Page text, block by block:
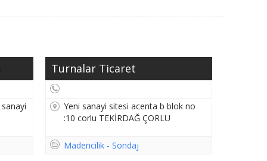
Turnalar Ticaret
Yeni sanayi sitesi acenta b blok no
:10 corlu TEKİRDAĞ ÇORLU
Madencilik - Sondaj